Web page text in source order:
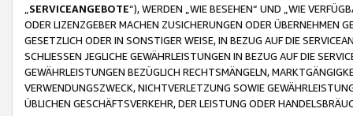
SERVICEANGEBOTE“), WERDEN „WIE BESEHEN“ UND „WIE
ODER LIZENZGEBER MACHEN ZUSICHERUNGEN ODER ÜBERNEHMEN
GESETZLICH ODER IN SONSTIGER WEISE, IN BEZUG AUF DIE
SCHLIESSEN JEGLICHE GEWÄHRLEISTUNGEN IN BEZUG AUF DIE
GEWÄHRLEISTUNGEN BEZÜGLICH RECHTSMÄNGELN,
VERWENDUNGSZWECK, NICHTVERLETZUNG SOWIE
ÜBLICHEN GESCHÄFTSVERKEHR, DER LEISTUNG ODER